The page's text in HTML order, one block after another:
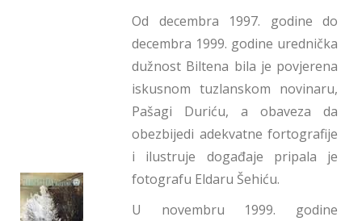
Od decembra 1997. godine do
decembra 1999. godine urednička
dužnost Biltena bila je povjerena
iskusnom tuzlanskom novinaru,
Pašagi Duriću, a obaveza da
obezbijedi adekvatne fortografije
i ilustruje događaje pripala je
fotografu Eldaru Šehiću.
U novembru 1999. godine